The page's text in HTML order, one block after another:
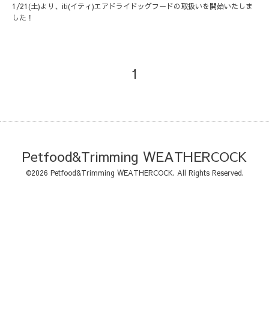
1/21(土)より、iti(イティ)エアドライドッグフードの取扱いを開始いたしま
した！
1
Petfood&Trimming WEATHERCOCK
©2026 Petfood&Trimming WEATHERCOCK. All Rights Reserved.